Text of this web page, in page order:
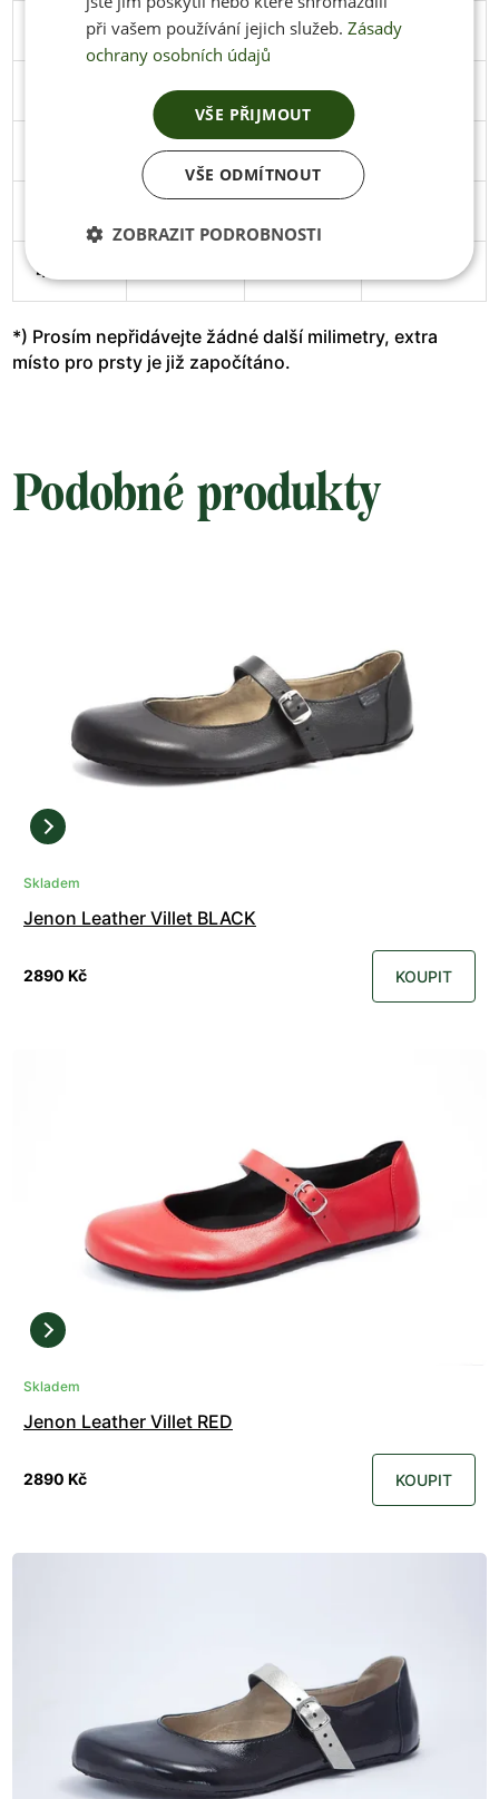
291 106 Stáhnout
297 108
305 111
49
*) Prosím nepřidávejte žádné další milimetry, extra
místo pro prsty je již započítáno.
Podobné produkty
Skladem
Jenon Leather Villet BLACK
2890 Kč KOUPIT
Skladem
Jenon Leather Villet RED
2890 Kč KOUPIT
při vašem používání jejich služeb. Zásady
ochrany osobních údajů
VŠE PŘIJMOUT
VŠE ODMÍTNOUT
ZOBRAZIT PODROBNOSTI